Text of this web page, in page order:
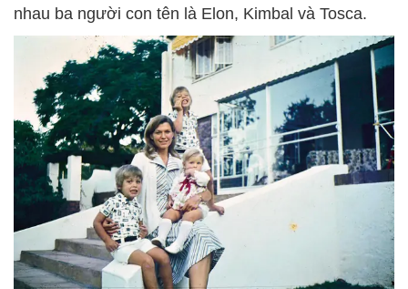
nhau ba người con tên là Elon, Kimbal và Tosca.